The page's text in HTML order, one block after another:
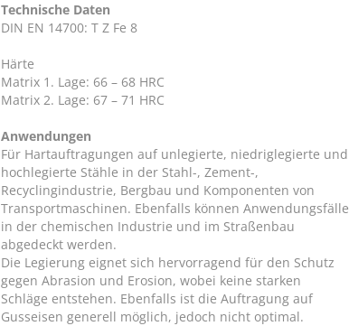
Technische Daten
DIN EN 14700: T Z Fe 8
Härte
Matrix 1. Lage: 66 – 68 HRC
Matrix 2. Lage: 67 – 71 HRC
Anwendungen
Für Hartauftragungen auf unlegierte, niedriglegierte und
hochlegierte Stähle in der Stahl-, Zement-,
Recyclingindustrie, Bergbau und Komponenten von
Transportmaschinen. Ebenfalls können Anwendungsfälle
in der chemischen Industrie und im Straßenbau
abgedeckt werden.
Die Legierung eignet sich hervorragend für den Schutz
gegen Abrasion und Erosion, wobei keine starken
Schläge entstehen. Ebenfalls ist die Auftragung auf
Gusseisen generell möglich, jedoch nicht optimal.